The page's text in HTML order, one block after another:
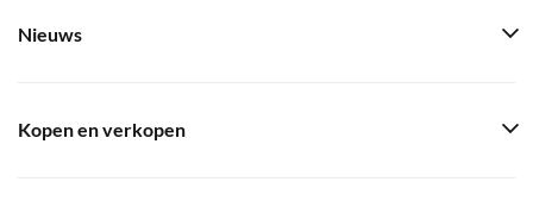
Nieuws
Kopen en verkopen